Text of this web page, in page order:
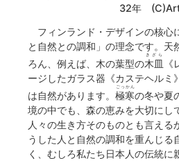
32年
フィンランド・デザインの核心
と自然との調和」の理念です。天
ろん、例えば、木の葉型の木皿
きざら
ージしたガラス器《カステヘルミ
は自然があります。 極寒
ごっかん
の冬や夏
境の中でも、森の恵みを大切にし
人々の生き方そのものとも言える
うした人と自然の調和を重んじる
く、むしろ私たち日本人の伝統に